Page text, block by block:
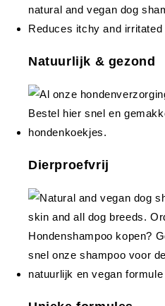
Natuurlijk & gezond
Dierproefvrij